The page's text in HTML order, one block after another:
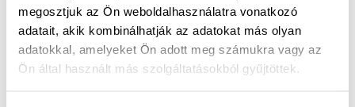
megosztjuk az Ön weboldalhasználatra vonatkozó
adatait, akik kombinálhatják az adatokat más olyan
adatokkal, amelyeket Ön adott meg számukra vagy az
Ön által használt más szolgáltatásokból gyűjtöttek.
lehetővé teszi, hogy a lábad úgy mozogjon, mintha
mezítláb lennél.
? Szélesebb orrész - Több helyet hagy a lábujjaknak,
így nem nyomja össze őket, csökkentve a bütykök és